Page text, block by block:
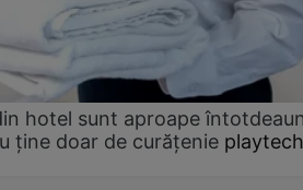
hotel sunt aproape
ține doar de curățenie